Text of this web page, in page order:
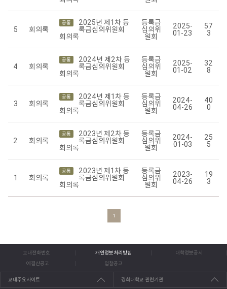
5 회의록
공통 2025년 제1차 등
록금심의위원회
회의록
등록금
심의위
원회
2025-
01-23
57
3
4 회의록
공통 2024년 제2차 등
록금심의위원회
회의록
등록금
심의위
원회
2025-
01-02
32
8
3 회의록
공통 2024년 제1차 등
록금심의위원회
회의록
등록금
심의위
원회
2024-
04-26
40
0
2 회의록
공통 2023년 제2차 등
록금심의위원회
회의록
등록금
심의위
원회
2024-
01-03
25
5
1 회의록
공통 2023년 제1차 등
록금심의위원회
회의록
등록금
심의위
원회
2023-
04-26
19
3
1
교내전화번호 개인정보처리방침
대학정보공시
예결산공고
입찰공고
교내주요사이트 경희대학교 관련기관